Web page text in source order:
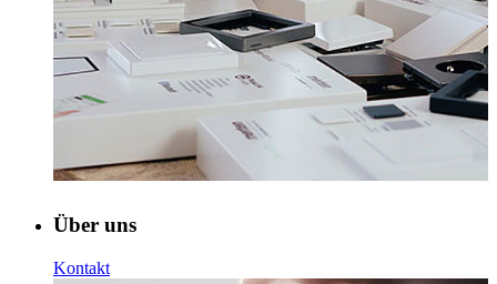
Über uns
Kontakt